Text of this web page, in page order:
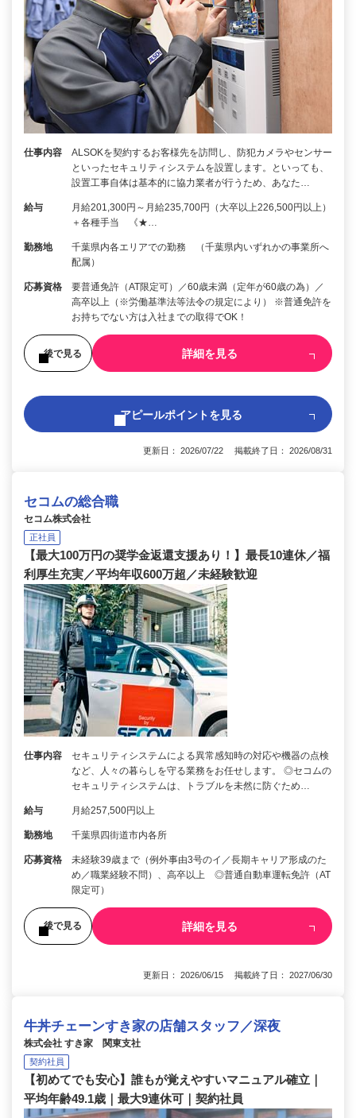
仕事内容
ALSOKを契約するお客様先を訪問し、防犯カメラやセンサー
といったセキュリティシステムを設置します。といっても、
設置工事自体は基本的に協力業者が行うため、あなた…
給与
月給201,300円～月給235,700円（大卒以上226,500円以上）
＋各種手当 《★…
勤務地
千葉県内各エリアでの勤務 （千葉県内いずれかの事業所へ
配属）
応募資格
要普通免許（AT限定可）／60歳未満（定年が60歳の為）／
高卒以上（※労働基準法等法令の規定により） ※普通免許を
お持ちでない方は入社までの取得でOK！
後で見る 詳細を見る
アピールポイントを見る
更新日： 2026/07/22 掲載終了日： 2026/08/31
セコムの総合職
セコム株式会社
正社員
【最大100万円の奨学金返還支援あり！】最長10連休／福
利厚生充実／平均年収600万超／未経験歓迎
仕事内容
セキュリティシステムによる異常感知時の対応や機器の点検
など、人々の暮らしを守る業務をお任せします。 ◎セコムの
セキュリティシステムは、トラブルを未然に防ぐため…
給与 月給257,500円以上
勤務地 千葉県四街道市内各所
応募資格
未経験39歳まで（例外事由3号のイ／長期キャリア形成のた
め／職業経験不問）、高卒以上 ◎普通自動車運転免許（AT
限定可）
後で見る 詳細を見る
更新日： 2026/06/15 掲載終了日： 2027/06/30
牛丼チェーンすき家の店舗スタッフ／深夜
株式会社 すき家 関東支社
契約社員
【初めてでも安心】誰もが覚えやすいマニュアル確立｜
平均年齢49.1歳｜最大9連休可｜契約社員